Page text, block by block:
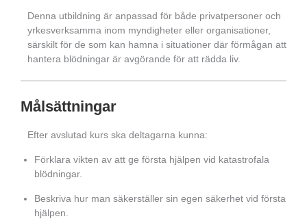
Denna utbildning är anpassad för både privatpersoner och
yrkesverksamma inom myndigheter eller organisationer,
särskilt för de som kan hamna i situationer där förmågan att
hantera blödningar är avgörande för att rädda liv.
Målsättningar
Efter avslutad kurs ska deltagarna kunna:
Förklara vikten av att ge första hjälpen vid katastrofala
blödningar.
Beskriva hur man säkerställer sin egen säkerhet vid första
hjälpen.